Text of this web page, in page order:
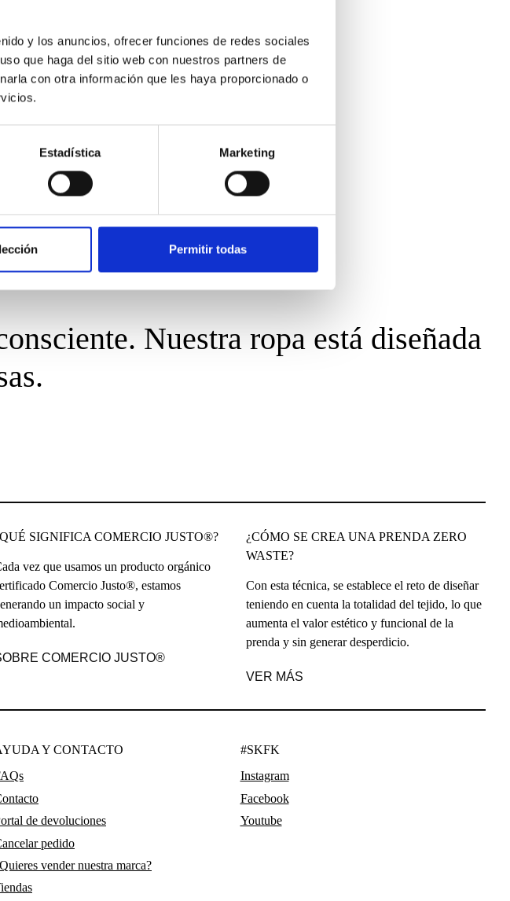
y los anuncios, ofrecer funciones de redes sociales
que haga del sitio web con nuestros partners de
con otra información que les haya proporcionado o
Estadística Marketing
Permitir todas
Nuestra ropa está diseñada
SIGNIFICA COMERCIO JUSTO®?
vez que usamos un producto orgánico
Comercio Justo®, estamos
un impacto social y
COMERCIO JUSTO®
¿CÓMO SE CREA UNA PRENDA ZERO
WASTE?
Con esta técnica, se establece el reto de diseñar
teniendo en cuenta la totalidad del tejido, lo que
aumenta el valor estético y funcional de la
prenda y sin generar desperdicio.
VER MÁS
Y CONTACTO
de devoluciones
pedido
vender nuestra marca?
#SKFK
Instagram
Facebook
Youtube